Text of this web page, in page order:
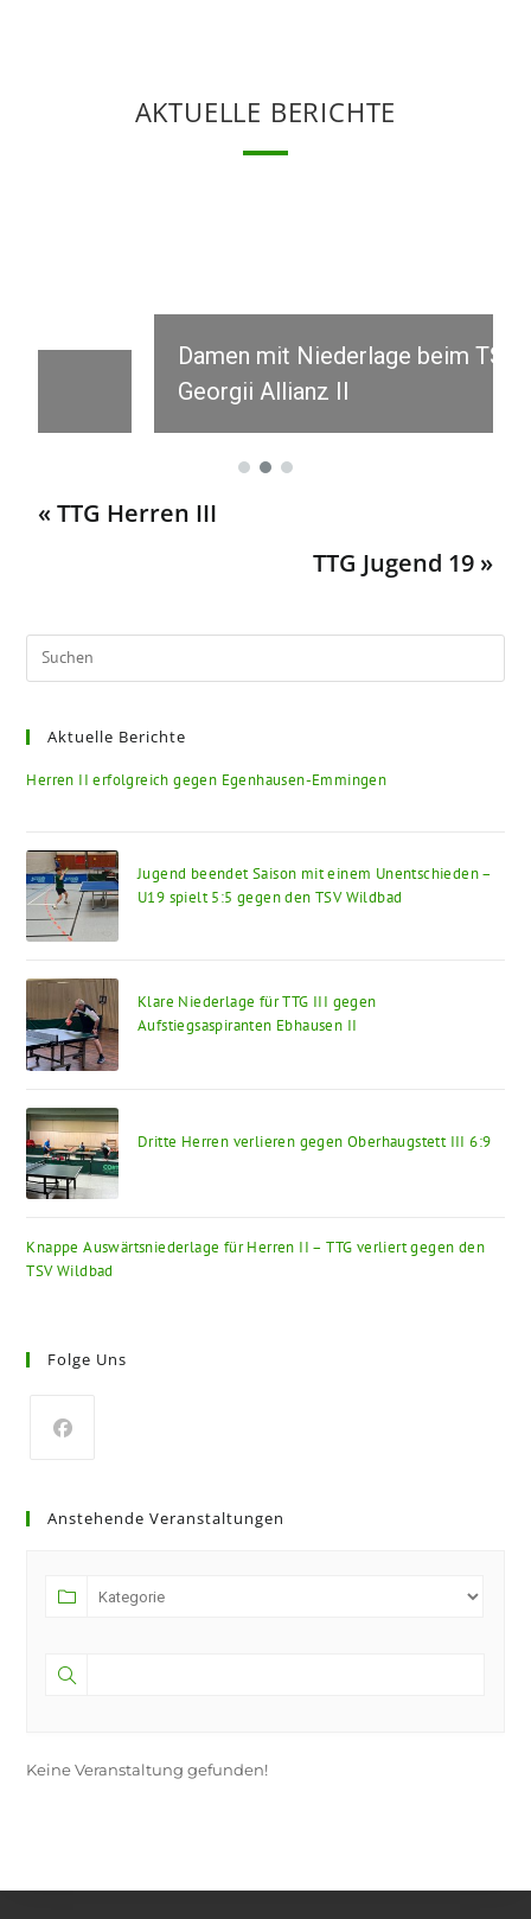
AKTUELLE BERICHTE
Damen mit Niederlage beim TSV
Georgii Allianz II
« TTG Herren III
TTG Jugend 19 »
Aktuelle Berichte
Herren II erfolgreich gegen Egenhausen-Emmingen
Jugend beendet Saison mit einem Unentschieden –
U19 spielt 5:5 gegen den TSV Wildbad
Klare Niederlage für TTG III gegen
Aufstiegsaspiranten Ebhausen II
Dritte Herren verlieren gegen Oberhaugstett III 6:9
Knappe Auswärtsniederlage für Herren II – TTG verliert gegen den
TSV Wildbad
Folge Uns
Anstehende Veranstaltungen
Keine Veranstaltung gefunden!